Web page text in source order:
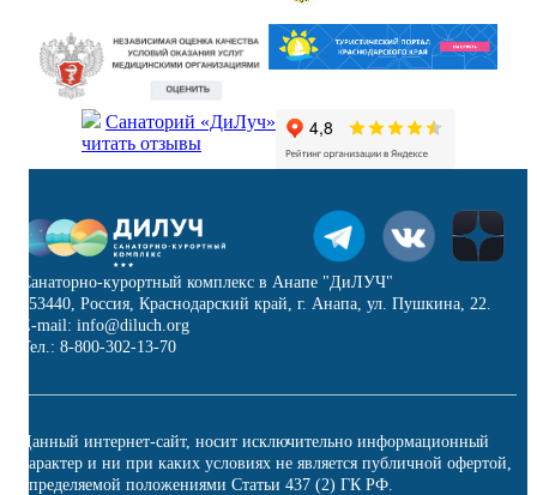
Санаторий «ДиЛуч»
читать отзывы
Санаторно-курортный комплекс в Анапе "ДиЛУЧ"
353440, Россия, Краснодарский край, г. Анапа, ул. Пушкина, 22.
E-mail: info@diluch.org
Тел.: 8-800-302-13-70
Данный интернет-сайт, носит исключительно информационный
характер и ни при каких условиях не является публичной офертой,
определяемой положениями Статьи 437 (2) ГК РФ.